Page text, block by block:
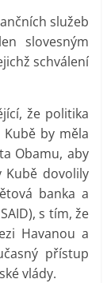
služeb
slovesným
schválení
že politika
by měla
Obamu, aby
Kubě dovolily
banka a
s tím, že
Havanou a
přístup
vlády.